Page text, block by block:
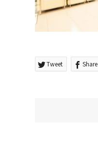
Tweet Share